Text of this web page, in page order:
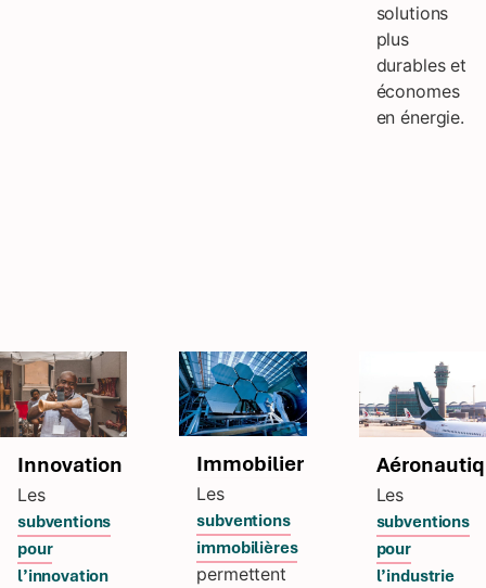
solutions
plus
durables et
économes
en énergie.
Innovation
Les
subventions
pour
l’innovation
Immobilier
Les
subventions
immobilières
permettent
Les
subventions
pour
l’industrie